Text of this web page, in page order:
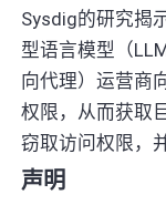
Sysdig的研究揭
型语言模型（
向代理）运营商
权限，从而获取
窃取访问权限，
声明